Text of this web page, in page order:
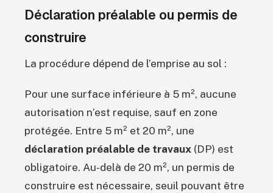
Déclaration préalable ou permis de
construire
La procédure dépend de l’emprise au sol :
Pour une surface inférieure à 5 m², aucune
autorisation n’est requise, sauf en zone
protégée. Entre 5 m² et 20 m², une
déclaration préalable de travaux (DP) est
obligatoire. Au-delà de 20 m², un permis de
construire est nécessaire, seuil pouvant être